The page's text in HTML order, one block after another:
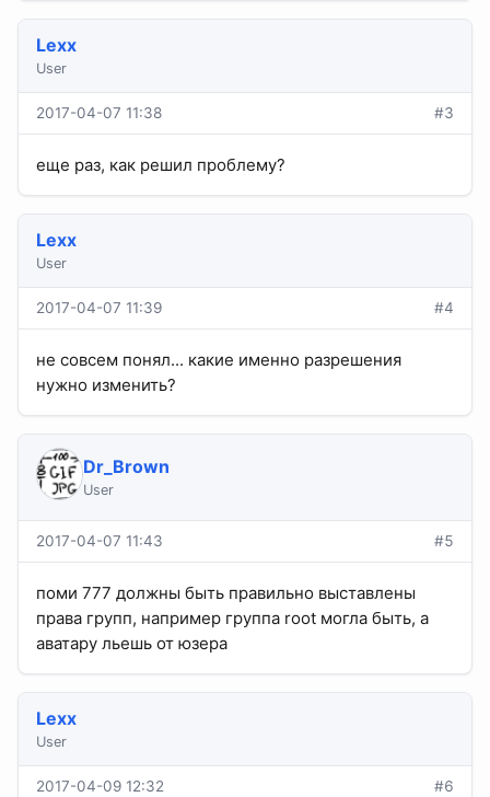
Lexx
User
2017-04-07 11:38 #3
еще раз, как решил проблему?
Lexx
User
2017-04-07 11:39 #4
не совсем понял... какие именно разрешения
нужно изменить?
Dr_Brown
User
2017-04-07 11:43 #5
поми 777 должны быть правильно выставлены
права групп, например группа root могла быть, а
аватару льешь от юзера
Lexx
User
2017-04-09 12:32 #6